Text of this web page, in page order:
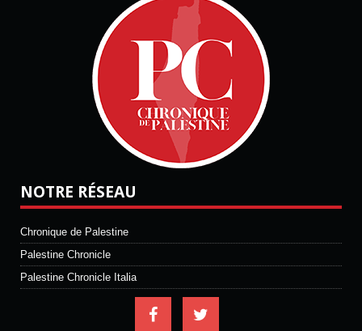
NOTRE RÉSEAU
Chronique de Palestine
Palestine Chronicle
Palestine Chronicle Italia